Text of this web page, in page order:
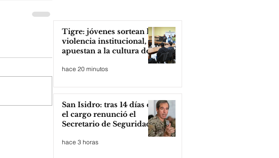
Tigre: jóvenes sortean la
violencia institucional,
apuestan a la cultura del
hace 20 minutos
San Isidro: tras 14 días en
el cargo renunció el
Secretario de Seguridad
hace 3 horas